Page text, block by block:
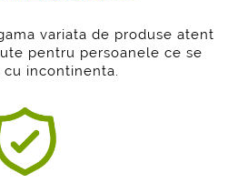
variata de produse atent
pentru persoanele ce se
incontinenta.